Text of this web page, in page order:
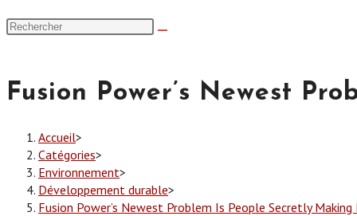
Fusion Power’s Newest
Accueil>
Catégories>
Environnement>
Développement durable>
Fusion Power’s Newest Problem Is People Secretly Making